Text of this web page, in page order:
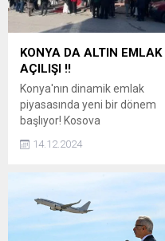
KONYA DA ALTIN EMLAK
AÇILIŞI !!
Konya'nın dinamik emlak
piyasasında yeni bir dönem
başlıyor! Kosova
gösteren Altın Emlak, şube
Bu önemli adımla birlikte,
Konya'lılara daha kapsamlı
ve profesyonel emlak
14.12.2024